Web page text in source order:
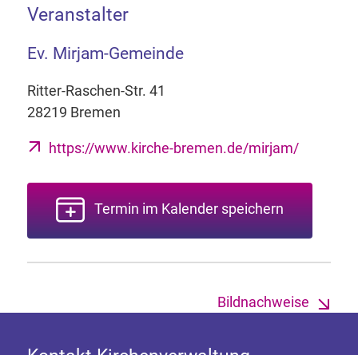
Veranstalter
Ev. Mirjam-Gemeinde
Ritter-Raschen-Str. 41
28219 Bremen
https://www.kirche-bremen.de/mirjam/
Termin im Kalender speichern
Bildnachweise